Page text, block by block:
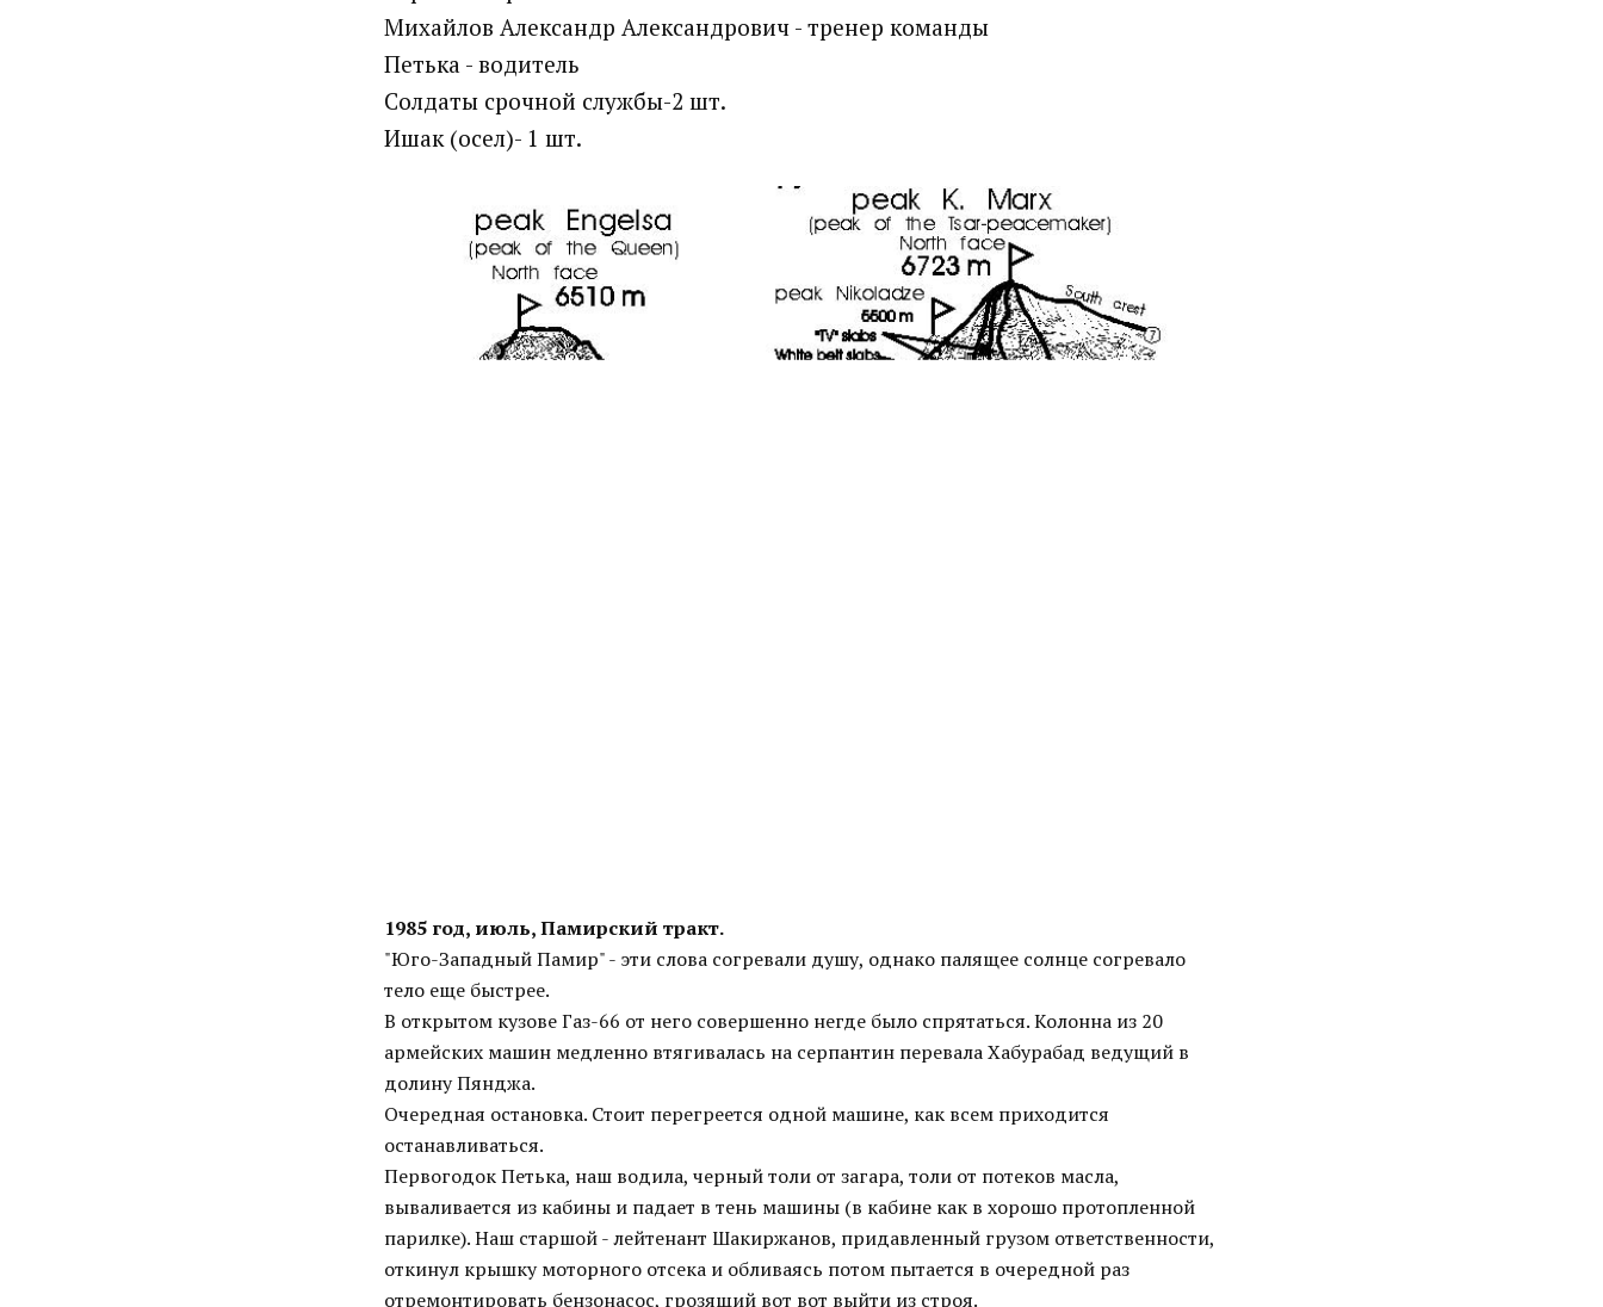
Михайлов Александр Александрович - тренер команды
Петька - водитель
Солдаты срочной службы-2 шт.
Ишак (осел)- 1 шт.
1985 год, июль, Памирский тракт.
"Юго-Западный Памир" - эти слова согревали душу, однако палящее солнце согревало
тело еще быстрее.
В открытом кузове Газ-66 от него совершенно негде было спрятаться. Колонна из 20
армейских машин медленно втягивалась на серпантин перевала Хабурабад ведущий в
долину Пянджа.
Очередная остановка. Стоит перегреется одной машине, как всем приходится
останавливаться.
Первогодок Петька, наш водила, черный толи от загара, толи от потеков масла,
вываливается из кабины и падает в тень машины (в кабине как в хорошо протопленной
парилке). Наш старшой - лейтенант Шакиржанов, придавленный грузом ответственности,
откинул крышку моторного отсека и обливаясь потом пытается в очередной раз
отремонтировать бензонасос, грозящий вот вот выйти из строя.